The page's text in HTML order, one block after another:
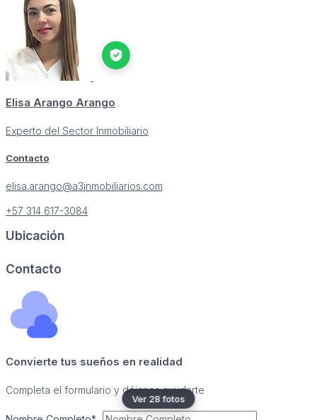
Ver 28 fotos
Elisa Arango Arango
Experto del Sector Inmobiliario
Contacto
elisa.arango@a3inmobiliarios.com
+57 314 617-3084
Ubicación
Contacto
Convierte tus sueños en realidad
Completa el formulario y déjanos ayudarte